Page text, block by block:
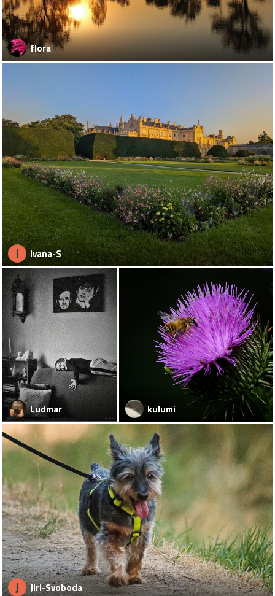
flora
I Ivana-S
Ludmar kulumi
J Jiri-Svoboda